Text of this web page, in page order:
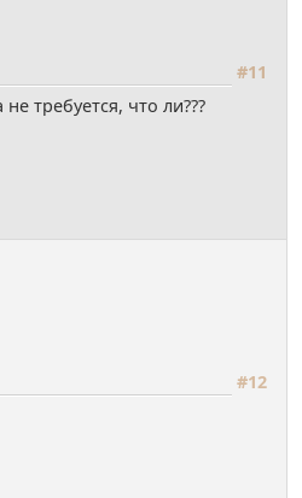
#11
требуется, что ли???
#12